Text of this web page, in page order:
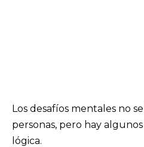
Los desafíos mentales no
personas, pero hay
lógica.